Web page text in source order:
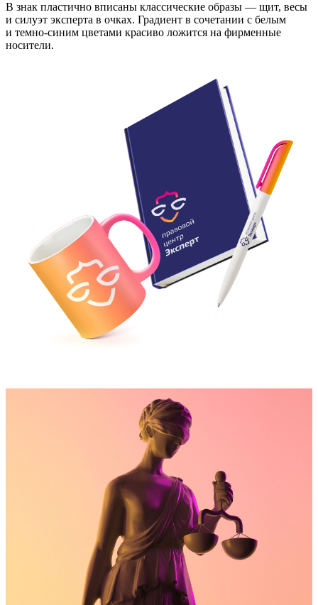
В знак пластично вписаны классические образы — щит, весы
и силуэт эксперта в очках. Градиент в сочетании с белым
и темно-синим цветами красиво ложится на фирменные
носители.